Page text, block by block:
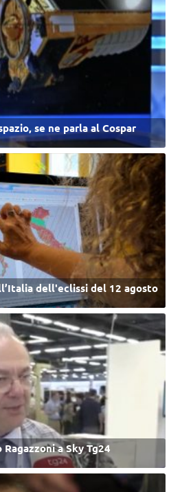
se ne parla al Cospar
dell'eclissi del 12 agosto
a Sky Tg24